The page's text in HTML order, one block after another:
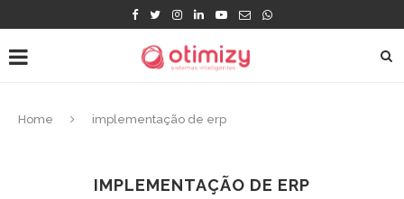
Home implementação de erp
IMPLEMENTAÇÃO DE ERP